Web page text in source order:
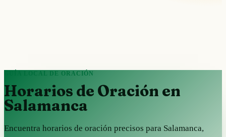
GUÍA LOCAL DE ORACIÓN
Horarios de Oración en
Salamanca
Encuentra horarios de oración precisos para Salamanca,